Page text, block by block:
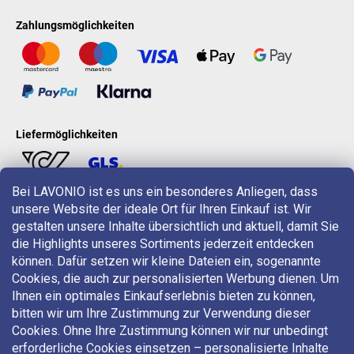
Bei LAVONIO ist es uns ein besonderes Anliegen, dass
unsere Website der ideale Ort für Ihren Einkauf ist. Wir
gestalten unsere Inhalte übersichtlich und aktuell, damit Sie
die Highlights unseres Sortiments jederzeit entdecken
können. Dafür setzen wir kleine Dateien ein, sogenannte
Cookies, die auch zur personalisierten Werbung dienen. Um
Ihnen ein optimales Einkaufserlebnis bieten zu können,
bitten wir um Ihre Zustimmung zur Verwendung dieser
Cookies. Ohne Ihre Zustimmung können wir nur unbedingt
erforderliche Cookies einsetzen – personalisierte Inhalte
Zahlungsmöglichkeiten
Liefermöglichkeiten
LAVONIO in der Welt
Für Aktionen, Gewinnspiele und Rabatte folgen Sie uns auf: